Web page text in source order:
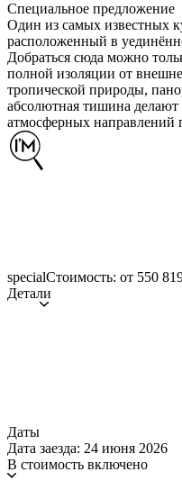
Специальное предложение
Один из самых известных
расположенный в
Добраться сюда можно
полной изоляции от
тропической природы,
абсолютная тишина
атмосферных направлений
specialСтоимость: от 550
Детали
Даты
Дата заезда: 24 июня 2026
В стоимость включено